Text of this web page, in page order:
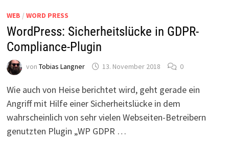
WEB / WORD PRESS
WordPress: Sicherheitslücke in GDPR-
Compliance-Plugin
von Tobias Langner 13. November 2018 0
Wie auch von Heise berichtet wird, geht gerade ein
Angriff mit Hilfe einer Sicherheitslücke in dem
wahrscheinlich von sehr vielen Webseiten-Betreibern
genutzten Plugin „WP GDPR …